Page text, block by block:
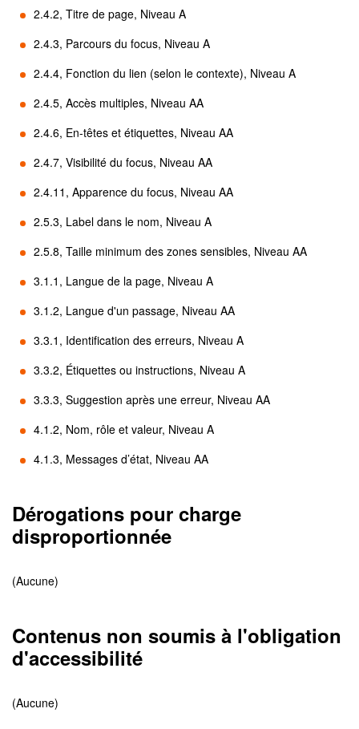
2.4.2, Titre de page, Niveau A
2.4.3, Parcours du focus, Niveau A
2.4.4, Fonction du lien (selon le contexte), Niveau A
2.4.5, Accès multiples, Niveau AA
2.4.6, En-têtes et étiquettes, Niveau AA
2.4.7, Visibilité du focus, Niveau AA
2.4.11, Apparence du focus, Niveau AA
2.5.3, Label dans le nom, Niveau A
2.5.8, Taille minimum des zones sensibles, Niveau AA
3.1.1, Langue de la page, Niveau A
3.1.2, Langue d'un passage, Niveau AA
3.3.1, Identification des erreurs, Niveau A
3.3.2, Étiquettes ou instructions, Niveau A
3.3.3, Suggestion après une erreur, Niveau AA
4.1.2, Nom, rôle et valeur, Niveau A
4.1.3, Messages d’état, Niveau AA
Dérogations pour charge
disproportionnée
(Aucune)
Contenus non soumis à l'obligation
d'accessibilité
(Aucune)